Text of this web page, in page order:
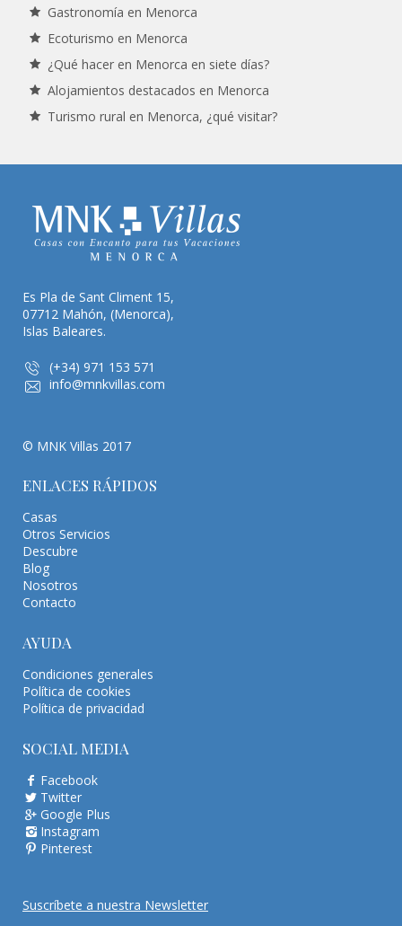
Gastronomía en Menorca
Ecoturismo en Menorca
¿Qué hacer en Menorca en siete días?
Alojamientos destacados en Menorca
Turismo rural en Menorca, ¿qué visitar?
Es Pla de Sant Climent 15,
07712 Mahón, (Menorca),
Islas Baleares.
(+34) 971 153 571
info@mnkvillas.com
© MNK Villas 2017
ENLACES RÁPIDOS
Casas
Otros Servicios
Descubre
Blog
Nosotros
Contacto
AYUDA
Condiciones generales
Política de cookies
Política de privacidad
SOCIAL MEDIA
Facebook
Twitter
Google Plus
Instagram
Pinterest
Suscríbete a nuestra Newsletter